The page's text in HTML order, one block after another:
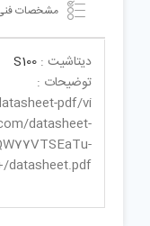
مشخصات
دیتاشیت : S100
توضیحات :
pdf/vi
datasheet-
datasheet.pdf